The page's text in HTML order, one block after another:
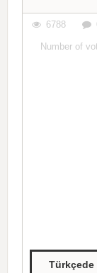
6788
Number of
Türkçede